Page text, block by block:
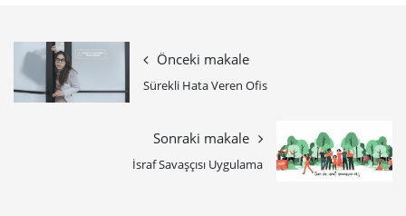
Önceki makale
Sürekli Hata Veren Ofis
Sonraki makale
İsraf Savaşçısı Uygulama